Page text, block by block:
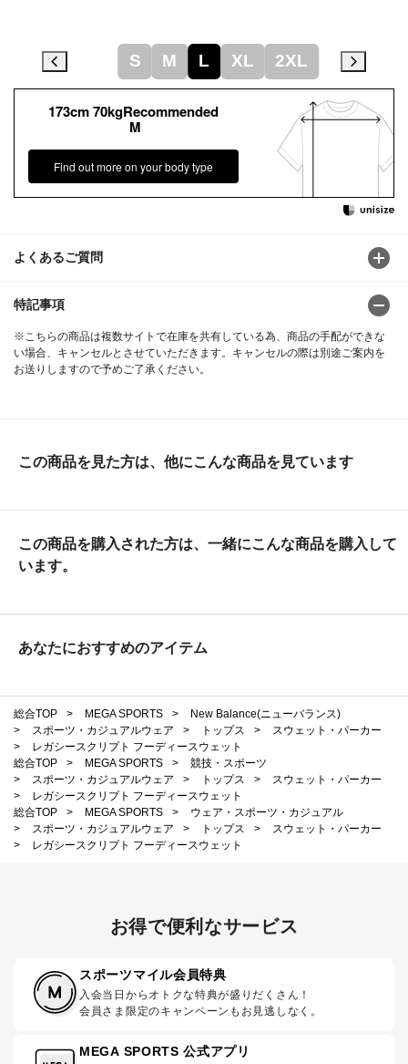
よくあるご質問
特記事項
※こちらの商品は複数サイトで在庫を共有している為、商品の手配ができな
い場合、キャンセルとさせていただきます。キャンセルの際は別途ご案内を
お送りしますので予めご了承ください。
173cm 70kgRecommended
M
Find out more on your body type
S M L XL 2XL
この商品を見た方は、他にこんな商品を見ています
この商品を購入された方は、一緒にこんな商品を購入して
います。
あなたにおすすめのアイテム
総合TOP > MEGA SPORTS >
New Balance(ニューバランス)
>
スポーツ・カジュアルウェア > トップス >
スウェット・パーカー
>
レガシースクリプト フーディースウェット
総合TOP
> MEGA SPORTS >
競技・スポーツ
>
スポーツ・カジュアルウェア > トップス >
スウェット・パーカー
>
レガシースクリプト フーディースウェット
総合TOP
> MEGA SPORTS >
ウェア・スポーツ・カジュアル
>
スポーツ・カジュアルウェア > トップス >
スウェット・パーカー
>
レガシースクリプト フーディースウェット
お得で便利なサービス
スポーツマイル会員特典
入会当日からオトクな特典が盛りだくさん！
会員さま限定のキャンペーンもお見逃しなく。
MEGA SPORTS 公式アプリ